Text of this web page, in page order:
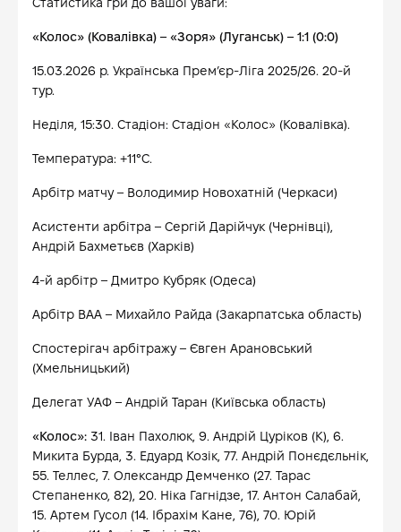
«Колос» (Ковалівка) – «Зоря» (Луганськ) – 1:1 (0:0)
15.03.2026 р. Українська Прем’єр-Ліга 2025/26. 20-й
тур.
Неділя, 15:30. Стадіон: Стадіон «Колос» (Ковалівка).
Температура: +11°С.
Арбітр матчу – Володимир Новохатній (Черкаси)
Асистенти арбітра – Сергій Дарійчук (Чернівці),
Андрій Бахметьєв (Харків)
4-й арбітр – Дмитро Кубряк (Одеса)
Арбітр ВАА – Михайло Райда (Закарпатська область)
Спостерігач арбітражу – Євген Арановський
(Хмельницький)
Делегат УАФ – Андрій Таран (Київська область)
«Колос»: 31. Іван Пахолюк, 9. Андрій Цуріков (К), 6.
Микита Бурда, 3. Едуард Козік, 77. Андрій Понєдєльнік,
55. Теллес, 7. Олександр Демченко (27. Тарас
Степаненко, 82), 20. Ніка Гагнідзе, 17. Антон Салабай,
15. Артем Гусол (14. Ібрахім Кане, 76), 70. Юрій